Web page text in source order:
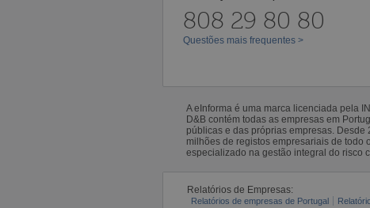
808 29 80 80
Questões mais frequentes >
A eInforma é uma marca licenciada pela
D&B contém todas as empresas em
públicas e das próprias empresas.
milhões de registos empresariais de todo
especializado na gestão integral do risco
Relatórios de Empresas:
Relatórios de empresas de Portugal